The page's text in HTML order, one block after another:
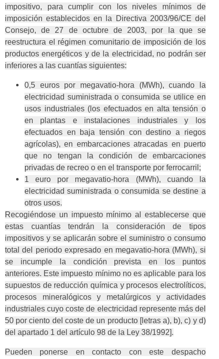
impositivo, para cumplir con los niveles mínimos de
imposición establecidos en la Directiva 2003/96/CE del
Consejo, de 27 de octubre de 2003, por la que se
reestructura el régimen comunitario de imposición de los
productos energéticos y de la electricidad, no podrán ser
inferiores a las cuantías siguientes:
0,5 euros por megavatio-hora (MWh), cuando la
electricidad suministrada o consumida se utilice en
usos industriales (los efectuados en alta tensión o
en plantas e instalaciones industriales y los
efectuados en baja tensión con destino a riegos
agrícolas), en embarcaciones atracadas en puerto
que no tengan la condición de embarcaciones
privadas de recreo o en el transporte por ferrocarril;
1 euro por megavatio-hora (MWh), cuando la
electricidad suministrada o consumida se destine a
otros usos.
Recogiéndose un impuesto mínimo al establecerse que
estas cuantías tendrán la consideración de tipos
impositivos y se aplicarán sobre el suministro o consumo
total del periodo expresado en megavatio-hora (MWh), si
se incumple la condición prevista en los puntos
anteriores. Este impuesto mínimo no es aplicable para los
supuestos de reducción química y procesos electrolíticos,
procesos mineralógicos y metalúrgicos y actividades
industriales cuyo coste de electricidad represente más del
50 por ciento del coste de un producto [letras a), b), c) y d)
del apartado 1 del artículo 98 de la Ley 38/1992].
Pueden ponerse en contacto con este despacho